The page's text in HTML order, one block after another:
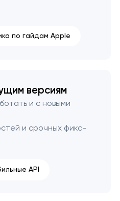
по гайдам Apple
версиям
и с новыми
и срочных фикс-
API